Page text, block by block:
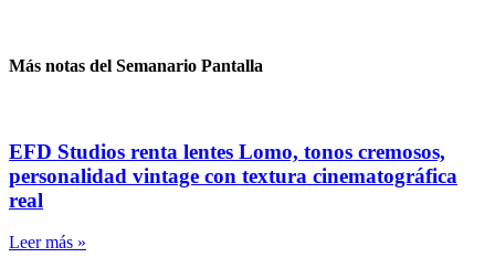
Más notas del Semanario Pantalla
EFD Studios renta lentes Lomo, tonos cremosos,
personalidad vintage con textura cinematográfica
real
Leer más »